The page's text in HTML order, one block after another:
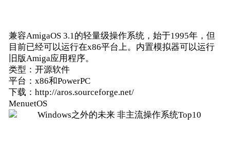
兼容AmigaOS 3.1的轻量级操作系统，始于1995年，但
目前已经可以运行在x86平台上。内置模拟器可以运行
旧版Amiga应用程序。
类型：开源软件
平台：x86和PowerPC
下载：http://aros.sourceforge.net/
MenuetOS